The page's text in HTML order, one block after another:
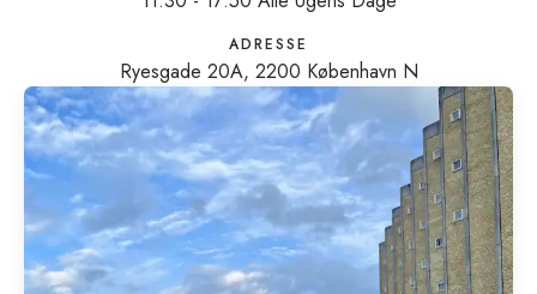
ADRESSE
Ryesgade 20A, 2200 København N